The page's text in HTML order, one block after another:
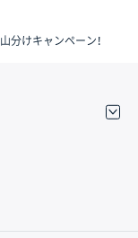
分けキャンペーン！